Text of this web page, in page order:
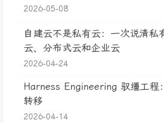
2026-05-08
自建云不是私有云：一次说清私
云、分布式云和企业云
2026-04-24
Harness Engineering 驭缰工程
转移
2026-04-14